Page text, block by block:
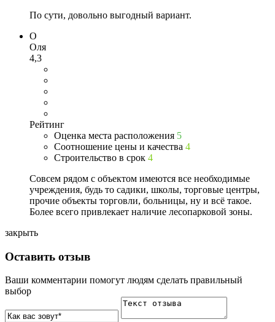
По сути, довольно выгодный вариант.
О
Оля
4,3
Рейтинг
Оценка места расположения 5
Соотношение цены и качества 4
Строительство в срок 4
Совсем рядом с объектом имеются все необходимые
учреждения, будь то садики, школы, торговые центры,
прочие объекты торговли, больницы, ну и всё такое.
Более всего привлекает наличие лесопарковой зоны.
закрыть
Оставить отзыв
Ваши комментарии помогут людям сделать правильный
выбор